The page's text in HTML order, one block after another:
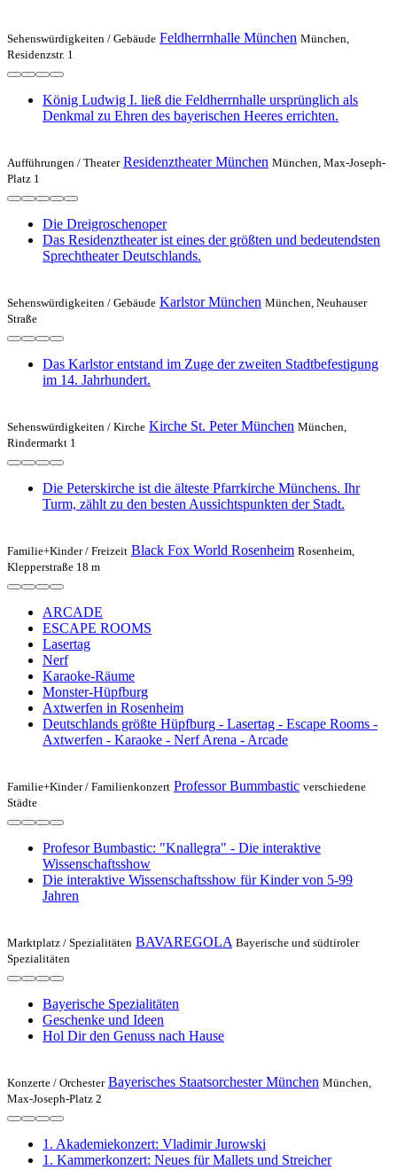
Sehenswürdigkeiten / Gebäude Feldherrnhalle München München,
Residenzstr. 1
König Ludwig I. ließ die Feldherrnhalle ursprünglich als
Denkmal zu Ehren des bayerischen Heeres errichten.
Aufführungen / Theater Residenztheater München München, Max-Joseph-
Platz 1
Die Dreigroschenoper
Das Residenztheater ist eines der größten und bedeutendsten
Sprechtheater Deutschlands.
Sehenswürdigkeiten / Gebäude Karlstor München München, Neuhauser
Straße
Das Karlstor entstand im Zuge der zweiten Stadtbefestigung
im 14. Jahrhundert.
Sehenswürdigkeiten / Kirche Kirche St. Peter München München,
Rindermarkt 1
Die Peterskirche ist die älteste Pfarrkirche Münchens. Ihr
Turm, zählt zu den besten Aussichtspunkten der Stadt.
Familie+Kinder / Freizeit Black Fox World Rosenheim Rosenheim,
Klepperstraße 18 m
ARCADE
ESCAPE ROOMS
Lasertag
Nerf
Karaoke-Räume
Monster-Hüpfburg
Axtwerfen in Rosenheim
Deutschlands größte Hüpfburg - Lasertag - Escape Rooms -
Axtwerfen - Karaoke - Nerf Arena - Arcade
Familie+Kinder / Familienkonzert Professor Bummbastic verschiedene
Städte
Profesor Bumbastic: "Knallegra" - Die interaktive
Wissenschaftsshow
Die interaktive Wissenschaftsshow für Kinder von 5-99
Jahren
Marktplatz / Spezialitäten BAVAREGOLA Bayerische und südtiroler
Spezialitäten
Bayerische Spezialitäten
Geschenke und Ideen
Hol Dir den Genuss nach Hause
Konzerte / Orchester Bayerisches Staatsorchester München München,
Max-Joseph-Platz 2
1. Akademiekonzert: Vladimir Jurowski
1. Kammerkonzert: Neues für Mallets und Streicher